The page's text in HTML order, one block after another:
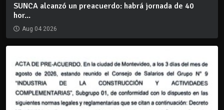
SUNCA alcanzó un preacuerdo: habrá jornada de 40
hor...
Aug 04 2026